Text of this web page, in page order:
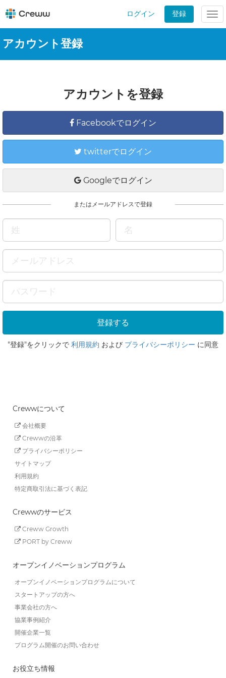
ログイン 登録
アカウント登録
アカウントを登録
Facebookでログイン
twitterでログイン
Googleでログイン
またはメールアドレスで登録
"登録"をクリックで 利用規約 および プライバシーポリシー に同意
Crewwについて
会社概要
Crewwの沿革
プライバシーポリシー
サイトマップ
利用規約
特定商取引法に基づく表記
Crewwのサービス
Creww Growth
PORT by Creww
オープンイノベーションプログラム
オープンイノベーションプログラムについて
スタートアップの方へ
事業会社の方へ
協業事例紹介
開催企業一覧
プログラム開催のお問い合わせ
お役立ち情報